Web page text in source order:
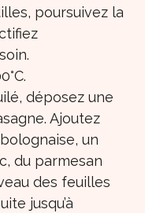
poursuivez la
déposez une
Ajoutez
un
du parmesan
des feuilles
jusqu’à